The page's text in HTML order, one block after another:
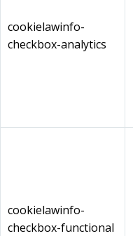
cookielawinfo-
checkbox-analytics
cookielawinfo-
checkbox-functional